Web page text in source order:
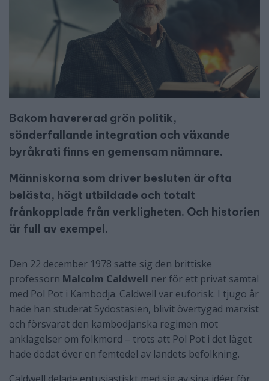
Bakom havererad grön politik,
sönderfallande integration och växande
byråkrati finns en gemensam nämnare.
Människorna som driver besluten är ofta
belästa, högt utbildade och totalt
frånkopplade från verkligheten. Och historien
är full av exempel.
Den 22 december 1978 satte sig den brittiske
professorn Malcolm Caldwell ner för ett privat samtal
med Pol Pot i Kambodja. Caldwell var euforisk. I tjugo år
hade han studerat Sydostasien, blivit övertygad marxist
och försvarat den kambodjanska regimen mot
anklagelser om folkmord – trots att Pol Pot i det läget
hade dödat över en femtedel av landets befolkning.